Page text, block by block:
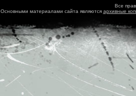
Все
Основными материалами сайта являются архивные